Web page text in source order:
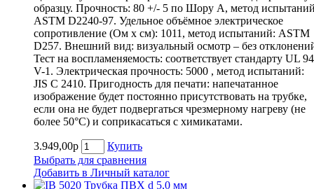
образцу. Прочность: 80 +/- 5 по Шору А, метод
ASTM D2240-97. Удельное объёмное электрическое
сопротивление (Ом х см): 1011, метод испытаний: ASTM
D257. Внешний вид: визуальный осмотр – без
Тест на воспламеняемость: соответствует стандарту UL 94
V-1. Электрическая прочность: 5000 , метод испытаний:
JIS C 2410. Пригодность для печати: напечатанное
изображение будет постоянно присутствовать на трубке,
если она не будет подвергаться чрезмерному нагреву (не
более 50°С) и соприкасаться с химикатами.
3.949,00р
Купить
Выбрать для сравнения
Добавить в Личный каталог